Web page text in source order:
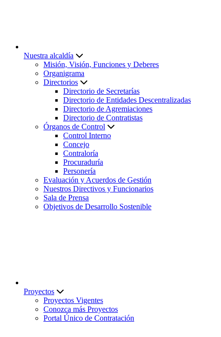
Nuestra alcaldía
Misión, Visión, Funciones y Deberes
Organigrama
Directorios
Directorio de Secretarías
Directorio de Entidades Descentralizadas
Directorio de Agremiaciones
Directorio de Contratistas
Órganos de Control
Control Interno
Concejo
Contraloría
Procuraduría
Personería
Evaluación y Acuerdos de Gestión
Nuestros Directivos y Funcionarios
Sala de Prensa
Objetivos de Desarrollo Sostenible
Proyectos
Proyectos Vigentes
Conozca más Proyectos
Portal Único de Contratación